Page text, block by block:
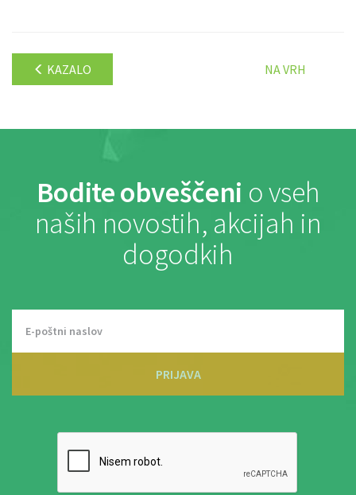
KAZALO NA VRH
Bodite obveščeni o vseh
naših novostih, akcijah in
dogodkih
PRIJAVA